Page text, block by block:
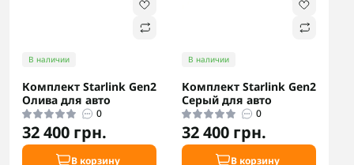
В наличии
Комплект Starlink Gen2
Олива для авто
0
32 400 грн.
В корзину
В наличии
Комплект Starlink Gen2
Серый для авто
0
32 400 грн.
В корзину